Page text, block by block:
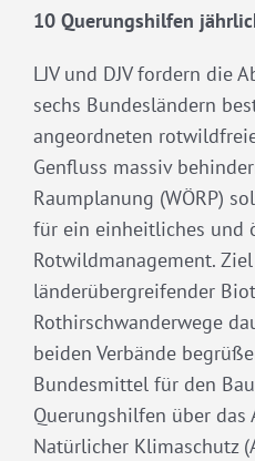
10 Querungshilfen
LJV und DJV fordern die
sechs Bundesländern
angeordneten
Genfluss massiv
Raumplanung (WÖRP)
für ein einheitliches und
Rotwildmanagement.
länderübergreifender
Rothirschwanderwege
beiden Verbände
Bundesmittel für den
Querungshilfen über das
Natürlicher Klimaschutz